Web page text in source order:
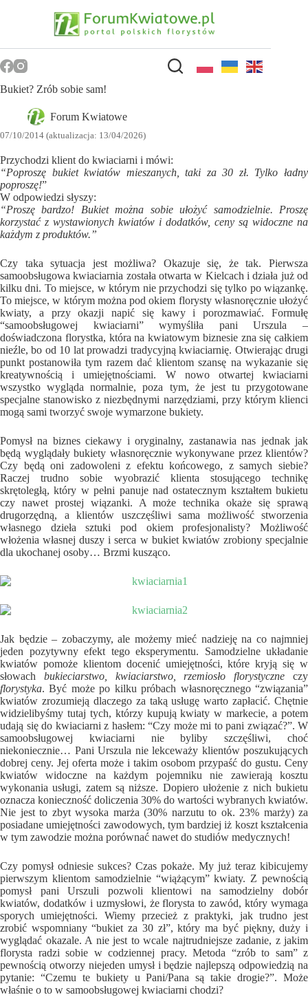
Bukiet? Zrób sobie sam!
Forum Kwiatowe
07/10/2014 (aktualizacja: 13/04/2026)
Przychodzi klient do kwiaciarni i mówi:
“Poproszę bukiet kwiatów mieszanych, taki za 30 zł. Tylko ładny
poproszę!”
W odpowiedzi słyszy:
“Proszę bardzo! Bukiet można sobie ułożyć samodzielnie. Proszę
korzystać z wystawionych kwiatów i dodatków, ceny są widoczne na
każdym z produktów.”
Czy taka sytuacja jest możliwa? Okazuje się, że tak. Pierwsza
samoobsługowa kwiaciarnia została otwarta w Kielcach i działa już od
kilku dni. To miejsce, w którym nie przychodzi się tylko po wiązankę.
To miejsce, w którym można pod okiem florysty własnoręcznie ułożyć
kwiaty, a przy okazji napić się kawy i porozmawiać. Formułę
“samoobsługowej kwiaciarni” wymyśliła pani Urszula –
doświadczona florystka, która na kwiatowym biznesie zna się całkiem
nieźle, bo od 10 lat prowadzi tradycyjną kwiaciarnię. Otwierając drugi
punkt postanowiła tym razem dać klientom szansę na wykazanie się
kreatywnością i umiejętnościami. W nowo otwartej kwiaciarni
wszystko wygląda normalnie, poza tym, że jest tu przygotowane
specjalne stanowisko z niezbędnymi narzędziami, przy którym klienci
mogą sami tworzyć swoje wymarzone bukiety.
Pomysł na biznes ciekawy i oryginalny, zastanawia nas jednak jak
będą wyglądały bukiety własnoręcznie wykonywane przez klientów?
Czy będą oni zadowoleni z efektu końcowego, z samych siebie?
Raczej trudno sobie wyobrazić klienta stosującego technikę
skrętoległą, który w pełni panuje nad ostatecznym kształtem bukietu
czy nawet prostej wiązanki. A może technika okaże się sprawą
drugorzędną, a klientów uszczęśliwi sama możliwość stworzenia
własnego dzieła sztuki pod okiem profesjonalisty? Możliwość
włożenia własnej duszy i serca w bukiet kwiatów zrobiony specjalnie
dla ukochanej osoby… Brzmi kusząco.
Jak będzie – zobaczymy, ale możemy mieć nadzieję na co najmniej
jeden pozytywny efekt tego eksperymentu. Samodzielne układanie
kwiatów pomoże klientom docenić umiejętności, które kryją się w
słowach bukieciarstwo, kwiaciarstwo, rzemiosło florystyczne czy
florystyka. Być może po kilku próbach własnoręcznego “związania”
kwiatów zrozumieją dlaczego za taką usługę warto zapłacić. Chętnie
widzielibyśmy tutaj tych, którzy kupują kwiaty w markecie, a potem
udają się do kwiaciarni z hasłem: “Czy może mi to pani związać?”. W
samoobsługowej kwiaciarni nie byliby szczęśliwi, choć
niekoniecznie… Pani Urszula nie lekceważy klientów poszukujących
dobrej ceny. Jej oferta może i takim osobom przypaść do gustu. Ceny
kwiatów widoczne na każdym pojemniku nie zawierają kosztu
wykonania usługi, zatem są niższe. Dopiero ułożenie z nich bukietu
oznacza konieczność doliczenia 30% do wartości wybranych kwiatów.
Nie jest to zbyt wysoka marża (30% narzutu to ok. 23% marży) za
posiadane umiejętności zawodowych, tym bardziej iż koszt kształcenia
w tym zawodzie można porównać nawet do studiów medycznych!
Czy pomysł odniesie sukces? Czas pokaże. My już teraz kibicujemy
pierwszym klientom samodzielnie “wiążącym” kwiaty. Z pewnością
pomysł pani Urszuli pozwoli klientowi na samodzielny dobór
kwiatów, dodatków i uzmysłowi, że florysta to zawód, który wymaga
sporych umiejętności. Wiemy przecież z praktyki, jak trudno jest
zrobić wspomniany “bukiet za 30 zł”, który ma być piękny, duży i
wyglądać okazale. A nie jest to wcale najtrudniejsze zadanie, z jakim
florysta radzi sobie w codziennej pracy. Metoda “zrób to sam” z
pewnością otworzy niejeden umysł i będzie najlepszą odpowiedzią na
pytanie: “Czemu te bukiety u Pani/Pana są takie drogie?”. Może
właśnie o to w samoobsługowej kwiaciarni chodzi?